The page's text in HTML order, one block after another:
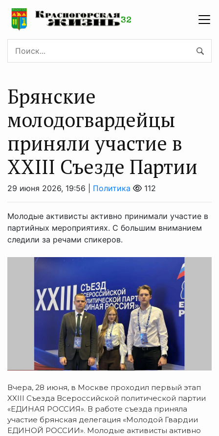
Брянские
молодогвардейцы
приняли участие в
XXIII Съезде Партии
29 июня 2026, 19:56 | Политика 112
Молодые активисты активно принимали участие в
партийных мероприятиях. С большим вниманием
следили за речами спикеров.
Вчера, 28 июня, в Москве проходил первый этап
XXIII Съезда Всероссийской политической партии
«ЕДИНАЯ РОССИЯ». В работе съезда приняла
участие брянская делегация «Молодой Гвардии
ЕДИНОЙ РОССИИ». Молодые активисты активно